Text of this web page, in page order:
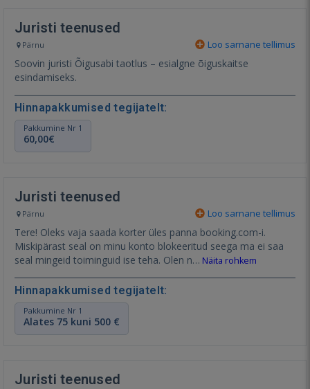
Juristi teenused
Pärnu Loo sarnane tellimus
Soovin juristi Õigusabi taotlus – esialgne õiguskaitse
esindamiseks.
Hinnapakkumised tegijatelt:
Pakkumine Nr 1
60,00€
Juristi teenused
Pärnu Loo sarnane tellimus
Tere! Oleks vaja saada korter üles panna booking.com-i.
Miskipärast seal on minu konto blokeeritud seega ma ei saa
seal mingeid toiminguid ise teha. Olen n… Näita rohkem
Hinnapakkumised tegijatelt:
Pakkumine Nr 1
Alates 75 kuni 500 €
Juristi teenused